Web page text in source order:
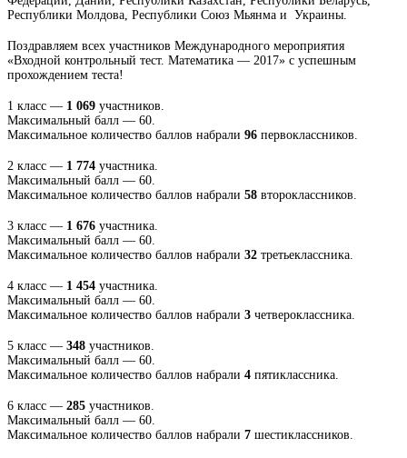
Республики Молдова, Республики Союз Мьянма и Украины.
Поздравляем всех участников Международного мероприятия
«Входной контрольный тест. Математика — 2017» с успешным
прохождением теста!
1 класс — 1 069 участников.
Максимальный балл — 60.
Максимальное количество баллов набрали 96 первоклассников.
2 класс — 1 774 участника.
Максимальный балл — 60.
Максимальное количество баллов набрали 58 второклассников.
3 класс — 1 676 участника.
Максимальный балл — 60.
Максимальное количество баллов набрали 32 третьеклассника.
4 класс — 1 454 участника.
Максимальный балл — 60.
Максимальное количество баллов набрали 3 четвероклассника.
5 класс — 348 участников.
Максимальный балл — 60.
Максимальное количество баллов набрали 4 пятиклассника.
6 класс — 285 участников.
Максимальный балл — 60.
Максимальное количество баллов набрали 7 шестиклассников.